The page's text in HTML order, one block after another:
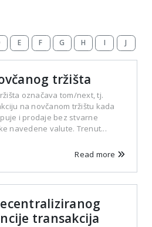
E F G H I J
tržišta
označava tom/next, tj.
na novčanom tržištu kada
i prodaje bez stvarne
navedene valute. Trenut...
Read more
transakcija